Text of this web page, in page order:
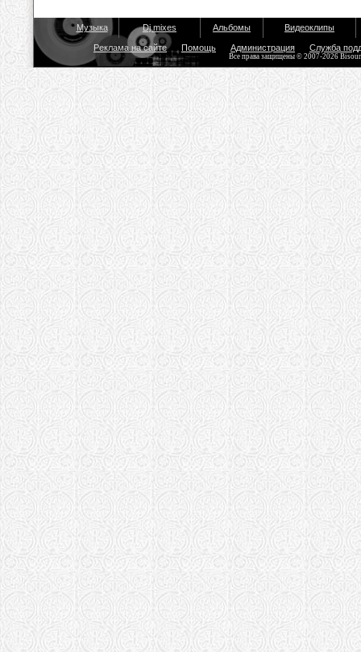
Музыка Dj mixes Альбомы Видеоклипы
Реклама на сайте Помощь Администрация Служба
Все права защищены © 2007-2026